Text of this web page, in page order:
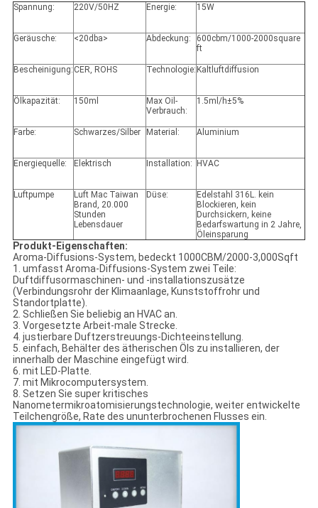
Spannung: 220V/50HZ Energie: 15W
Geräusche: <20dba> Abdeckung:
600cbm/1000-2000square
ft
Bescheinigung: CER, ROHS Technologie: Kaltluftdiffusion
Ölkapazität: 150ml
Max Oil-
Verbrauch:
1.5ml/h±5%
Farbe: Schwarzes/Silber Material: Aluminium
Energiequelle: Elektrisch Installation: HVAC
Luftpumpe
Luft Mac Taiwan
Brand, 20.000
Stunden
Lebensdauer
Düse:
Edelstahl 316L. kein
Blockieren, kein
Durchsickern, keine
Bedarfswartung in 2 Jahre,
Öleinsparung
Produkt-Eigenschaften:
Aroma-Diffusions-System, bedeckt 1000CBM/2000-3,000Sqft
1. umfasst Aroma-Diffusions-System zwei Teile:
Duftdiffusormaschinen- und -installationszusätze
(Verbindungsrohr der Klimaanlage, Kunststoffrohr und
Standortplatte).
2. Schließen Sie beliebig an HVAC an.
3. Vorgesetzte Arbeit-male Strecke.
4. justierbare Duftzerstreuungs-Dichteeinstellung.
5. einfach, Behälter des ätherischen Öls zu installieren, der
innerhalb der Maschine eingefügt wird.
6. mit LED-Platte.
7. mit Mikrocomputersystem.
8. Setzen Sie super kritisches
Nanometermikroatomisierungstechnologie, weiter entwickelte
Teilchengröße, Rate des ununterbrochenen Flusses ein.